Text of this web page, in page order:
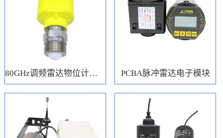
80GHz调频雷达物位计（RBRD71） PCBA脉冲雷达电子模块